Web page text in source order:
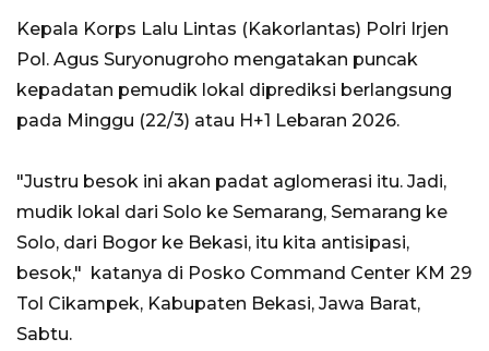
Kepala Korps Lalu Lintas (Kakorlantas) Polri Irjen
Pol. Agus Suryonugroho mengatakan puncak
kepadatan pemudik lokal diprediksi berlangsung
pada Minggu (22/3) atau H+1 Lebaran 2026.
"Justru besok ini akan padat aglomerasi itu. Jadi,
mudik lokal dari Solo ke Semarang, Semarang ke
Solo, dari Bogor ke Bekasi, itu kita antisipasi,
besok," katanya di Posko Command Center KM 29
Tol Cikampek, Kabupaten Bekasi, Jawa Barat,
Sabtu.